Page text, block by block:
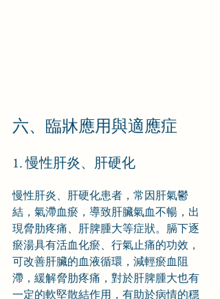
六、臨牀應用與適應症
1. 慢性肝炎、肝硬化
慢性肝炎、肝硬化患者，常因肝氣鬱
結，氣滯血瘀，導致肝臟氣血不暢，出
現脅肋疼痛、肝脾腫大等症狀。膈下逐
瘀湯具有活血化瘀、行氣止痛的功效，
可改善肝臟的血液循環，減輕瘀血阻
滯，緩解脅肋疼痛，對於肝脾腫大也有
一定的軟堅散結作用，有助於病情的穩